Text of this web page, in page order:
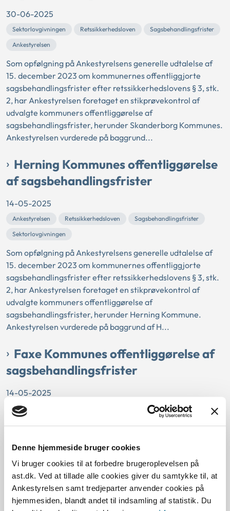
Denne hjemmeside bruger cookies
Vi bruger cookies til at forbedre brugeroplevelsen på
ast.dk. Ved at tillade alle cookies giver du samtykke til, at
Ankestyrelsen samt tredjeparter anvender cookies på
hjemmesiden, blandt andet til indsamling af statistik. Du
30-06-2025
Sektorlovgivningen Retssikkerhedsloven
Sagsbehandlingsfrister
Ankestyrelsen
Som opfølgning på Ankestyrelsens generelle udtalelse af
15. december 2023 om kommunernes offentliggjorte
sagsbehandlingsfrister efter retssikkerhedslovens § 3, stk.
2, har Ankestyrelsen foretaget en stikprøvekontrol af
udvalgte kommuners offentliggørelse af
sagsbehandlingsfrister, herunder Skanderborg Kommunes.
Ankestyrelsen vurderede på baggrund...
Herning Kommunes offentliggørelse
af sagsbehandlingsfrister
14-05-2025
Ankestyrelsen Retssikkerhedsloven
Sagsbehandlingsfrister
Sektorlovgivningen
Som opfølgning på Ankestyrelsens generelle udtalelse af
15. december 2023 om kommunernes offentliggjorte
sagsbehandlingsfrister efter retssikkerhedslovens § 3, stk.
2, har Ankestyrelsen foretaget en stikprøvekontrol af
udvalgte kommuners offentliggørelse af
sagsbehandlingsfrister, herunder Herning Kommune.
Ankestyrelsen vurderede på baggrund af H...
Faxe Kommunes offentliggørelse af
sagsbehandlingsfrister
14-05-2025
Ankestyrelsen
Sagsbehandlingsfrister
Som opfølgning på Ankestyrelsens generelle udtalelse af
15. december 2023 om kommunernes offentliggjorte
sagsbehandlingsfrister efter retssikkerhedslovens § 3, stk.
2, har Ankestyrelsen foretaget en stikprøvekontrol af
udvalgte kommuners offentliggørelse af
sagsbehandlingsfrister, herunder Faxe Kommune.